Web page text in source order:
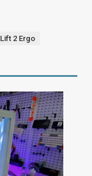
Lift 2 Ergo